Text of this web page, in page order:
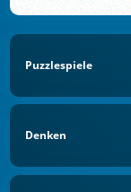
Puzzlespiele
Denken